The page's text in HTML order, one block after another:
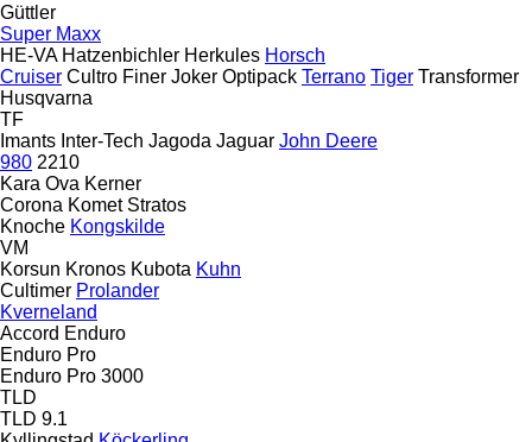
Güttler
Super Maxx
HE-VA Hatzenbichler Herkules Horsch
Cruiser Cultro Finer Joker Optipack Terrano Tiger Transformer
Husqvarna
TF
Imants Inter-Tech Jagoda Jaguar John Deere
980 2210
Kara Ova Kerner
Corona Komet Stratos
Knoche Kongskilde
VM
Korsun Kronos Kubota Kuhn
Cultimer Prolander
Kverneland
Accord Enduro
Enduro Pro
Enduro Pro 3000
TLD
TLD 9.1